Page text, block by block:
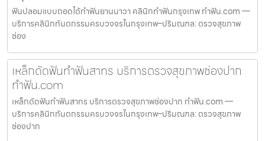
ฟันปลอมแบบถอดได้ทำฟันยานนาวา คลินิกทำฟันกรุงเทพ ทำฟัน.com —
บริการคลินิกทันตกรรมครบวงจรในกรุงเทพ–ปริมณฑล: ตรวจสุขภาพ
ช่อง
เหล็กดัดฟันทำฟันสาทร บริการตรวจสุขภาพช่องปาก
ทำฟัน.com
เหล็กดัดฟันทำฟันสาทร บริการตรวจสุขภาพช่องปาก ทำฟัน.com —
บริการคลินิกทันตกรรมครบวงจรในกรุงเทพ–ปริมณฑล: ตรวจสุขภาพ
ช่องปาก